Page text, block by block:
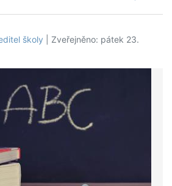
školy | Zveřejněno: pátek 23.